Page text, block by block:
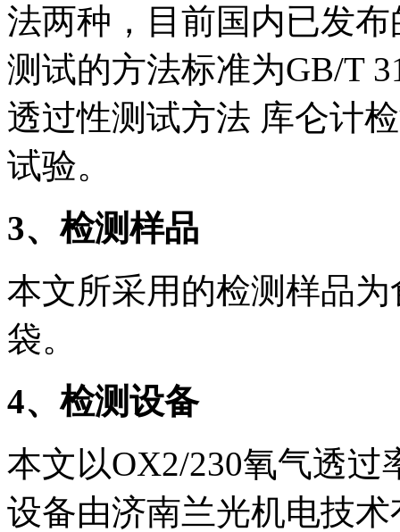
法两种，目前国内已发
测试的方法标准为GB/T
透过性测试方法 库仑计
试验。
3、检测样品
本文所采用的检测样品
袋。
4、检测设备
本文以OX2/230氧气透
设备由济南兰光机电技